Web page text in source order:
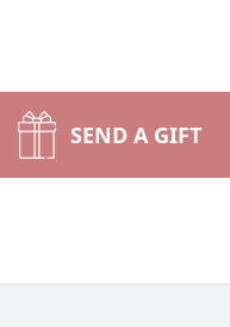
SEND A GIFT